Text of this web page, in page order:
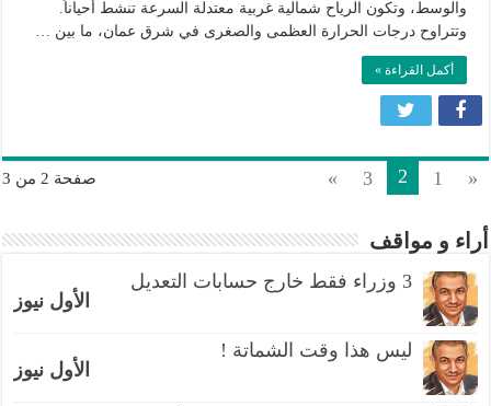
والوسط، وتكون الرياح شمالية غربية معتدلة السرعة تنشط أحياناً.
وتتراوح درجات الحرارة العظمى والصغرى في شرق عمان، ما بين …
أكمل القراءة »
صفحة 2 من 3 «
1
2
3
»
أراء و مواقف
3 وزراء فقط خارج حسابات التعديل
الأول نيوز
ليس هذا وقت الشماتة !
الأول نيوز